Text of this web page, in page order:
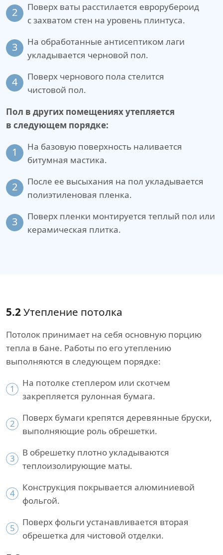
2
Поверх ваты расстилается еврорубероид
с захватом стен на уровень плинтуса.
3
На обработанные антисептиком лаги
укладывается черновой пол.
4
Поверх чернового пола стелится
чистовой пол.
Пол в других помещениях утепляется
в следующем порядке:
1
На базовую поверхность наливается
битумная мастика.
2
После ее высыхания на пол укладывается
полиэтиленовая пленка.
3
Поверх пленки монтируется теплый пол или
керамическая плитка.
5.2Утепление потолка
Потолок принимает на себя основную порцию
тепла в бане. Работы по его утеплению
выполняются в следующем порядке:
1
На потолке степлером или скотчем
закрепляется рулонная бумага.
2
Поверх бумаги крепятся деревянные бруски,
выполняющие роль обрешетки.
3
В обрешетку плотно укладываются
теплоизолирующие маты.
4
Конструкция покрывается алюминиевой
фольгой.
5
Поверх фольги устанавливается вторая
обрешетка для чистовой отделки.